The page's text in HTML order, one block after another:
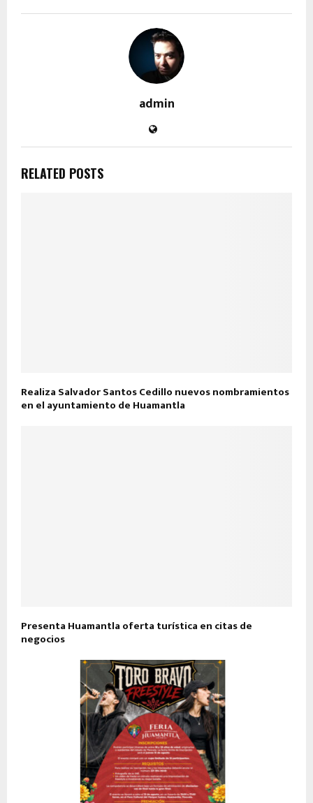
admin
RELATED POSTS
Realiza Salvador Santos Cedillo nuevos nombramientos
en el ayuntamiento de Huamantla
Presenta Huamantla oferta turística en citas de
negocios